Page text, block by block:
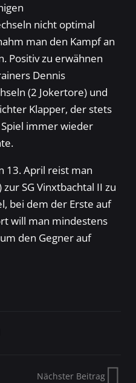
nicht optimal
man den Kampf an
Positiv zu erwähnen
Dennis
(2 Jokertore) und
Klapper, der stets
immer wieder
13. April reist man
SG Vinxtbachtal II zu
bei dem der Erste auf
will man mindestens
den Gegner auf
Nächster Beitrag